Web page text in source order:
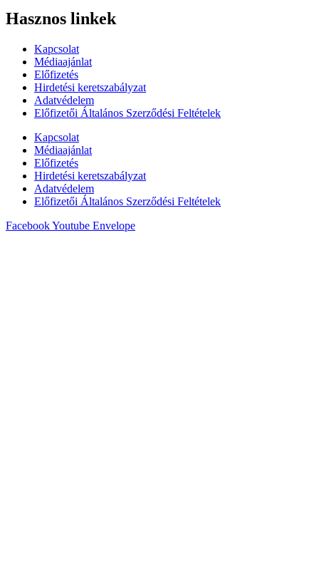
Hasznos linkek
Kapcsolat
Médiaajánlat
Előfizetés
Hirdetési keretszabályzat
Adatvédelem
Előfizetői Általános Szerződési Feltételek
Kapcsolat
Médiaajánlat
Előfizetés
Hirdetési keretszabályzat
Adatvédelem
Előfizetői Általános Szerződési Feltételek
FacebookYoutube Envelope